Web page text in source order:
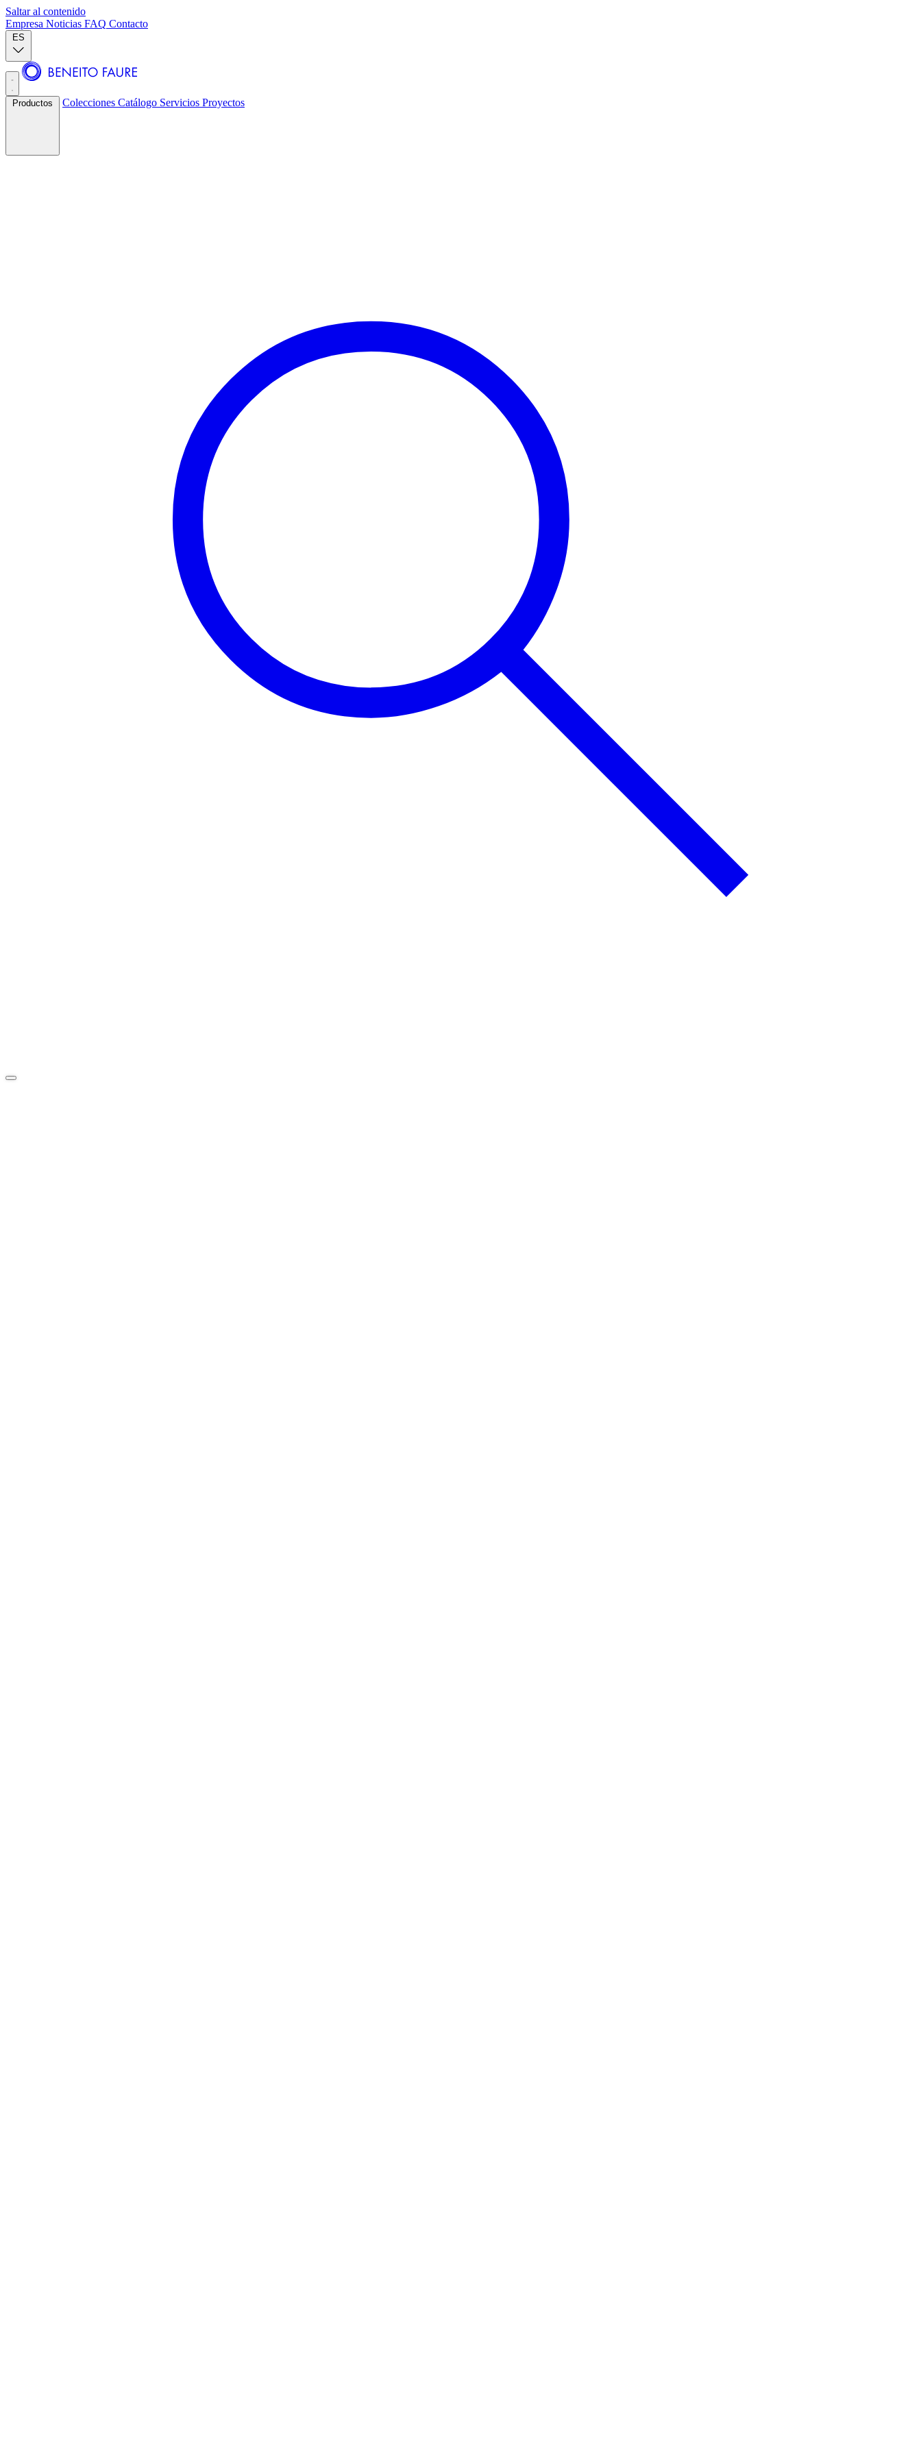
Saltar al contenido
Empresa Noticias FAQ Contacto
ES
Productos Colecciones Catálogo Servicios Proyectos